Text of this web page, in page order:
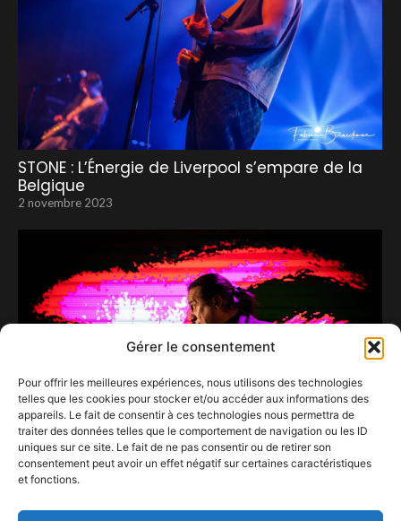
Gérer le consentement
Pour offrir les meilleures expériences, nous utilisons des technologies
telles que les cookies pour stocker et/ou accéder aux informations des
appareils. Le fait de consentir à ces technologies nous permettra de
traiter des données telles que le comportement de navigation ou les ID
uniques sur ce site. Le fait de ne pas consentir ou de retirer son
consentement peut avoir un effet négatif sur certaines caractéristiques
et fonctions.
STONE : L’Énergie de Liverpool s’empare de la
Belgique
2 novembre 2023
12 octobre 2020